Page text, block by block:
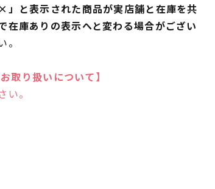
」と表示された商品が実店舗と在庫を共
在庫ありの表示へと変わる場合がござい
取り扱いについて】
。